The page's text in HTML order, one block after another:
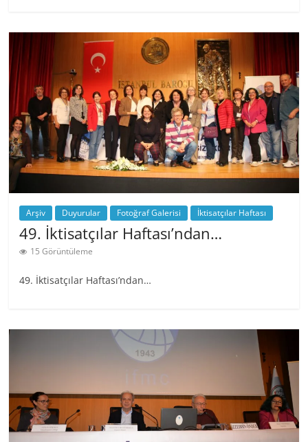
Arşiv Duyurular Fotoğraf Galerisi İktisatçılar Haftası
49. İktisatçılar Haftası’ndan…
15 Görüntüleme
49. İktisatçılar Haftası’ndan…